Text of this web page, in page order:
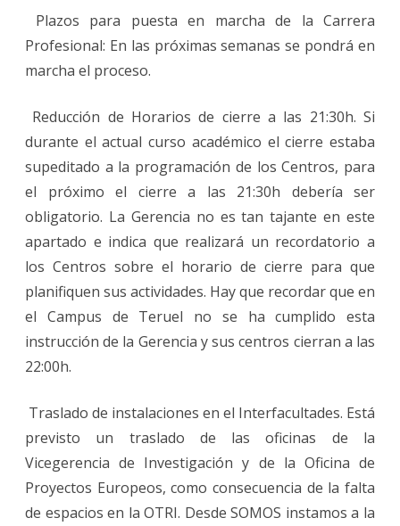
Plazos para puesta en marcha de la Carrera
Profesional: En las próximas semanas se pondrá en
marcha el proceso.
Reducción de Horarios de cierre a las 21:30h. Si
durante el actual curso académico el cierre estaba
supeditado a la programación de los Centros, para
el próximo el cierre a las 21:30h debería ser
obligatorio. La Gerencia no es tan tajante en este
apartado e indica que realizará un recordatorio a
los Centros sobre el horario de cierre para que
planifiquen sus actividades. Hay que recordar que en
el Campus de Teruel no se ha cumplido esta
instrucción de la Gerencia y sus centros cierran a las
22:00h.
Traslado de instalaciones en el Interfacultades. Está
previsto un traslado de las oficinas de la
Vicegerencia de Investigación y de la Oficina de
Proyectos Europeos, como consecuencia de la falta
de espacios en la OTRI. Desde SOMOS instamos a la